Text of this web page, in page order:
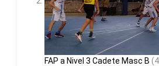
FAP a Nivel 3 Cadete Masc B